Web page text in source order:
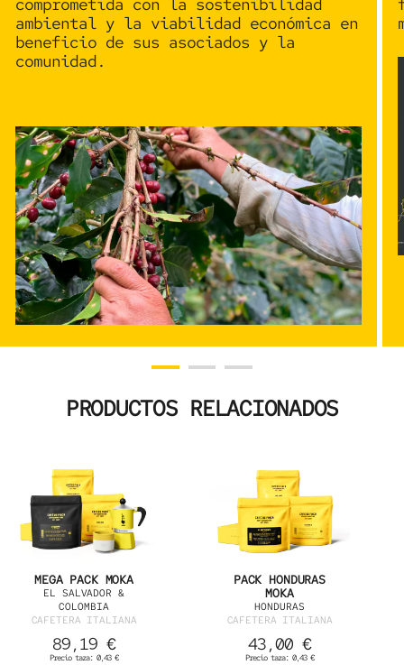
ambiental y la viabilidad económica en
beneficio de sus asociados y la
comunidad.
PRODUCTOS RELACIONADOS
MEGA PACK MOKA
EL SALVADOR &
COLOMBIA
CAFETERA ITALIANA
89,19 €
Precio taza: 0,43 €
PACK HONDURAS
MOKA
HONDURAS
CAFETERA ITALIANA
43,00 €
Precio taza: 0,43 €